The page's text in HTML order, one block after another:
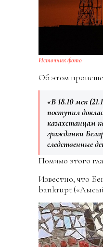
Источник фото
Об этом
«В 18.10 мск
поступил
казахстанцам
гражданки
следственные
Помимо этого
Известно, что
bankrupt